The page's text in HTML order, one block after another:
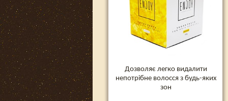
Дозволяє легко видалити
непотрібне волосся з будь-яких
зон